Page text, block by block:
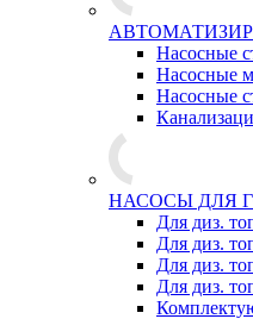
Насосные
Насосные
Насосные
НАСОСЫ ДЛЯ
Для диз.
Для диз.
Для диз.
Для диз.